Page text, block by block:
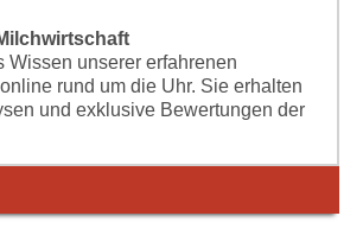
Wissen unserer erfahrenen
rund um die Uhr. Sie erhalten
und exklusive Bewertungen der